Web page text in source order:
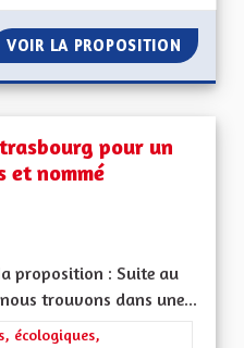
VOIR LA PROPOSITION
pour un
et nommé
proposition : Suite au
trouvons dans une...
: Les transitions
écologiques,